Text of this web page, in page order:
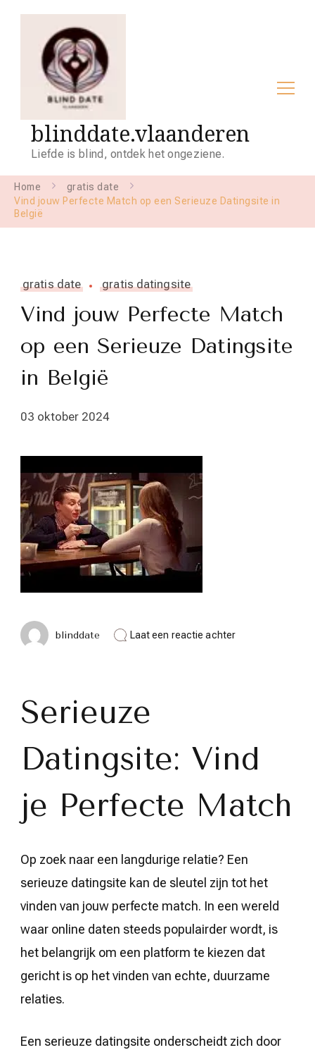
blinddate.vlaanderen
Liefde is blind, ontdek het ongeziene.
Home
gratis date
Vind jouw Perfecte Match op een Serieuze Datingsite in
België
gratis date gratis datingsite
Vind jouw Perfecte Match
op een Serieuze Datingsite
in België
03 oktober 2024
blinddate Laat een reactie achterop
België
Serieuze
Datingsite: Vind
je Perfecte Match
Op zoek naar een langdurige relatie? Een
serieuze datingsite kan de sleutel zijn tot het
vinden van jouw perfecte match. In een wereld
waar online daten steeds populairder wordt, is
het belangrijk om een platform te kiezen dat
gericht is op het vinden van echte, duurzame
relaties.
Een serieuze datingsite onderscheidt zich door